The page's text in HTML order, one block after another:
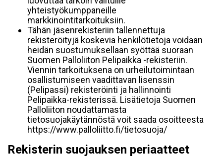
yhteistyökumppaneille
markkinointitarkoituksiin.
Tähän jäsenrekisteriin tallennettuja
rekisteröityjä koskevia henkilötietoja voidaan
heidän suostumuksellaan syöttää suoraan
Suomen Palloliiton Pelipaikka -rekisteriin.
Viennin tarkoituksena on urheilutoimintaan
osallistumiseen vaadittavan lisenssin
(Pelipassi) rekisteröinti ja hallinnointi
Pelipaikka-rekisterissä. Lisätietoja Suomen
Palloliiton noudattamasta
tietosuojakäytännöstä voit saada osoitteesta
https://www.palloliitto.fi/tietosuoja/
Rekisterin suojauksen periaatteet